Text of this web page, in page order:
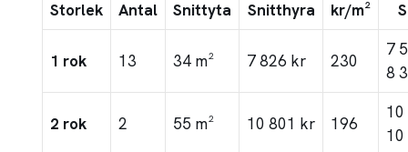
Storlek Antal Snittyta Snitthyra kr/m²
1 rok 13 34 m² 7 826 kr 230
7
8
2 rok 2 55 m² 10 801 kr 196
10